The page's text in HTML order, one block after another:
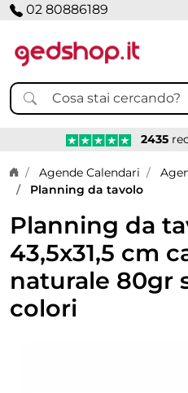
02 80886189
2435
Home page
Agende Calendari
Planning da tavolo
Planning da
43,5x31,5 cm
naturale 80gr
colori